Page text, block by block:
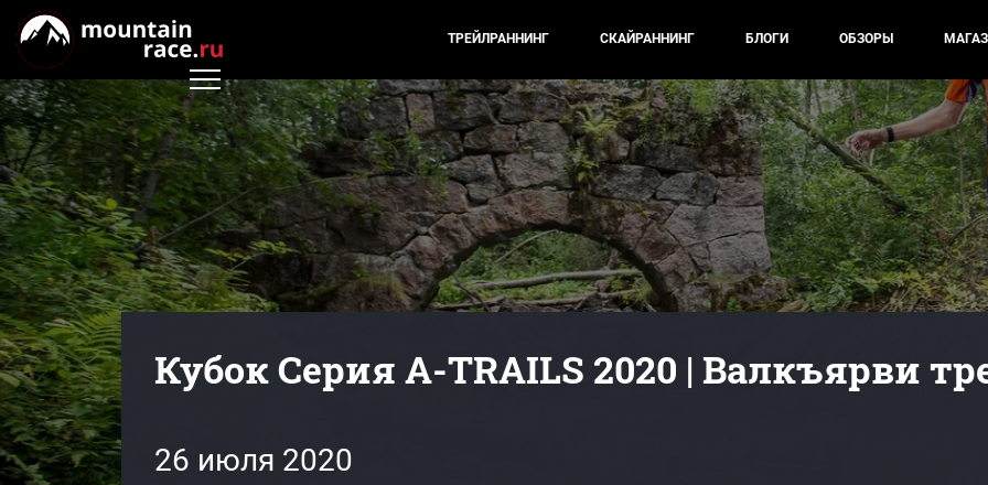
ТРЕЙЛРАННИНГ СКАЙРАННИНГ БЛОГИ ОБЗОРЫ
Кубок Серия A-TRAILS 2020 | Валкъярви
26 июля 2020